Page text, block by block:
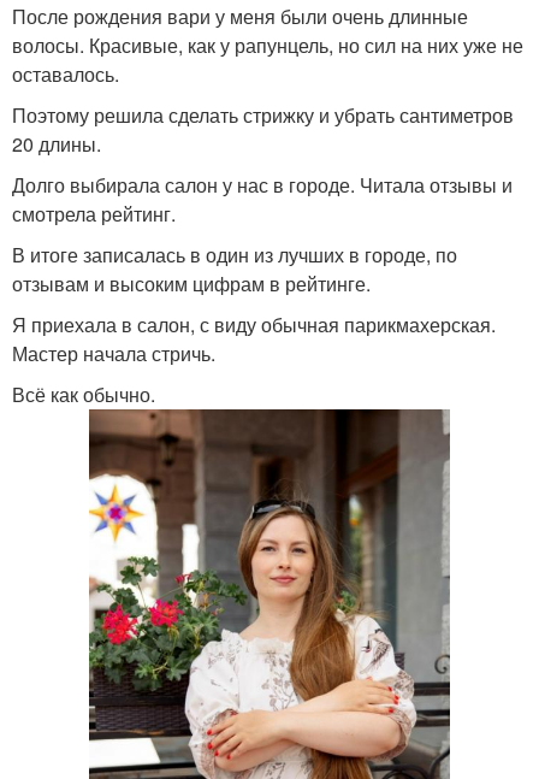
После рождения вари у меня были очень длинные
волосы. Красивые, как у рапунцель, но сил на них уже не
оставалось.
Поэтому решила сделать стрижку и убрать сантиметров
20 длины.
Долго выбирала салон у нас в городе. Читала отзывы и
смотрела рейтинг.
В итоге записалась в один из лучших в городе, по
отзывам и высоким цифрам в рейтинге.
Я приехала в салон, с виду обычная парикмахерская.
Мастер начала стричь.
Всё как обычно.